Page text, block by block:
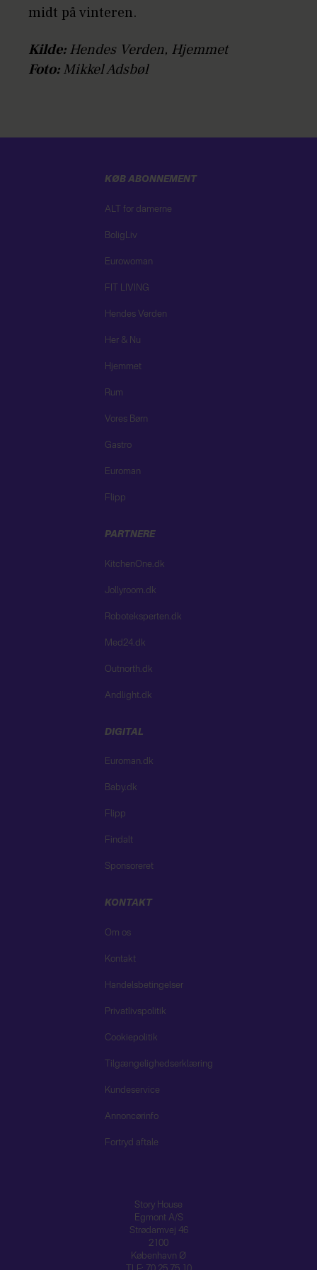
midt på vinteren.
Kilde:Hendes Verden, Hjemmet
Foto:Mikkel Adsbøl
KØB ABONNEMENT
ALT for damerne
BoligLiv
Eurowoman
FIT LIVING
Hendes Verden
Her & Nu
Hjemmet
Rum
Vores Børn
Gastro
Euroman
Flipp
PARTNERE
KitchenOne.dk
Jollyroom.dk
Roboteksperten.dk
Med24.dk
Outnorth.dk
Andlight.dk
DIGITAL
Euroman.dk
Baby.dk
Flipp
Findalt
Sponsoreret
KONTAKT
Om os
Kontakt
Handelsbetingelser
Privatlivspolitik
Cookiepolitik
Tilgængelighedserklæring
Kundeservice
Annoncørinfo
Fortryd aftale
Story House
Egmont A/S
Strødamvej 46
2100
København Ø